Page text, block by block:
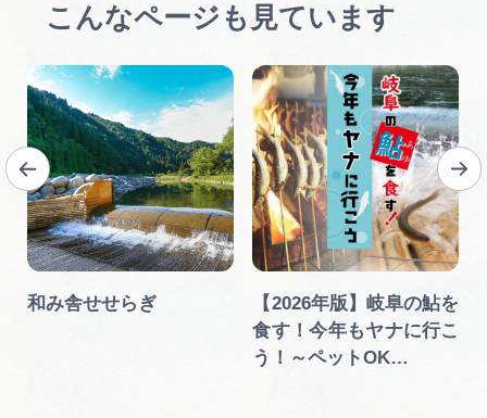
こんなページも見ています
和み舎せせらぎ
【2026年版】岐阜の鮎を
食す！今年もヤナに行こ
う！～ペットOK…